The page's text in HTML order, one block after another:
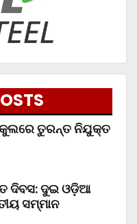
ତୁରନ୍ତ ନିଯୁକ୍ତ
ଦିବସ: ଦୁଇ ଓଡ଼ିଆ
ସମ୍ମାନ